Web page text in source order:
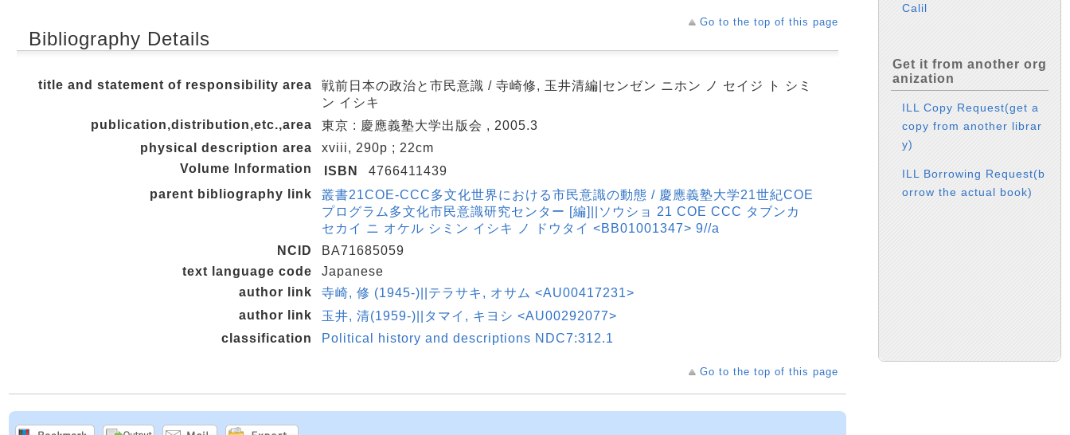
Go to the top of this page
Bibliography Details
title and statement of responsibility area
戦前日本の政治と市民意識 / 寺崎修, 玉井清編|センゼン ニホン ノ セイジ ト シミ
ン イシキ
publication,distribution,etc.,area
東京 : 慶應義塾大学出版会 , 2005.3
physical description area
xviii, 290p ; 22cm
Volume Information
ISBN
4766411439
parent bibliography link
叢書21COE-CCC多文化世界における市民意識の動態 / 慶應義塾大学21世紀COE
プログラム多文化市民意識研究センター [編]||ソウショ 21 COE CCC タブンカ
セカイ ニ オケル シミン イシキ ノ ドウタイ <BB01001347> 9//a
NCID
BA71685059
text language code
Japanese
author link
寺崎, 修 (1945-)||テラサキ, オサム <AU00417231>
author link
玉井, 清(1959-)||タマイ, キヨシ <AU00292077>
classification
Political history and descriptions NDC7:312.1
Go to the top of this page
Calil
Get it from another org
anization
ILL Copy Request(get a
copy from another librar
y)
ILL Borrowing Request(b
orrow the actual book)